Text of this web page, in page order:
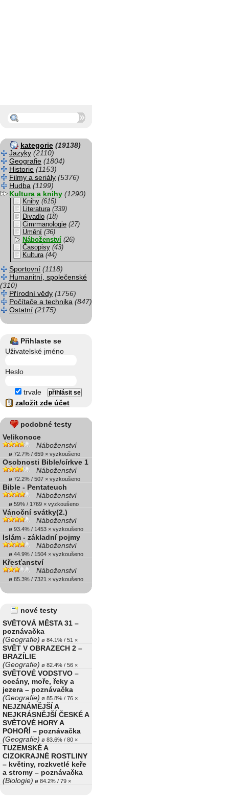
kategorie (19138)
Jazyky (2110)
Geografie (1804)
Historie (1153)
Filmy a seriály (5376)
Hudba (1199)
Kultura a knihy (1290)
Knihy (615)
Literatura (339)
Divadlo (18)
Cimrmanologie (27)
Umění (36)
Náboženství (26)
Časopisy (43)
Kultura (44)
Sportovní (1118)
Humanitní, společenské
(310)
Přírodní vědy (1756)
Počítače a technika (847)
Ostatní (2175)
Přihlaste se
Uživatelské jméno
Heslo
trvale
založit zde účet
podobné testy
Velikonoce
Náboženství
ø 72.7% / 659 × vyzkoušeno
Osobnosti Bible/církve 1
Náboženství
ø 72.2% / 507 × vyzkoušeno
Bible - Pentateuch
Náboženství
ø 59% / 1769 × vyzkoušeno
Vánoční svátky(2.)
Náboženství
ø 93.4% / 1453 × vyzkoušeno
Islám - základní pojmy
Náboženství
ø 44.9% / 1504 × vyzkoušeno
Křesťanství
Náboženství
ø 85.3% / 7321 × vyzkoušeno
nové testy
SVĚTOVÁ MĚSTA 31 –
poznávačka
(Geografie) ø 84.1% / 51 ×
SVĚT V OBRAZECH 2 –
BRAZÍLIE
(Geografie) ø 82.4% / 56 ×
SVĚTOVÉ VODSTVO –
oceány, moře, řeky a
jezera – poznávačka
(Geografie) ø 85.8% / 76 ×
NEJZNÁMĚJŠÍ A
NEJKRÁSNĚJŠÍ ČESKÉ A
SVĚTOVÉ HORY A
POHOŘÍ – poznávačka
(Geografie) ø 83.6% / 80 ×
TUZEMSKÉ A
CIZOKRAJNÉ ROSTLINY
– květiny, rozkvetlé keře
a stromy – poznávačka
(Biologie) ø 84.2% / 79 ×